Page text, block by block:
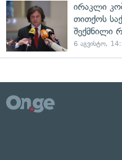
ირაკლი
თითქოს
შექმნილი
6 აგვისტო,